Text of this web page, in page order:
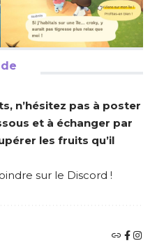
n’hésitez pas à poster
et à échanger par
les fruits qu’il
sur le Discord !